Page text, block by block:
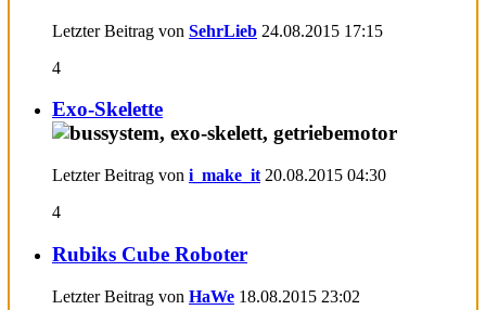
Letzter Beitrag von SehrLieb 24.08.2015 17:15
4
Exo-Skelette
Letzter Beitrag von i_make_it 20.08.2015 04:30
4
Rubiks Cube Roboter
Letzter Beitrag von HaWe 18.08.2015 23:02